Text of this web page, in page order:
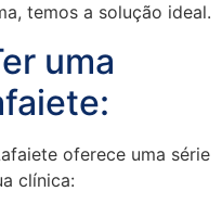
temos a solução ideal.
uma
oferece uma série
clínica: